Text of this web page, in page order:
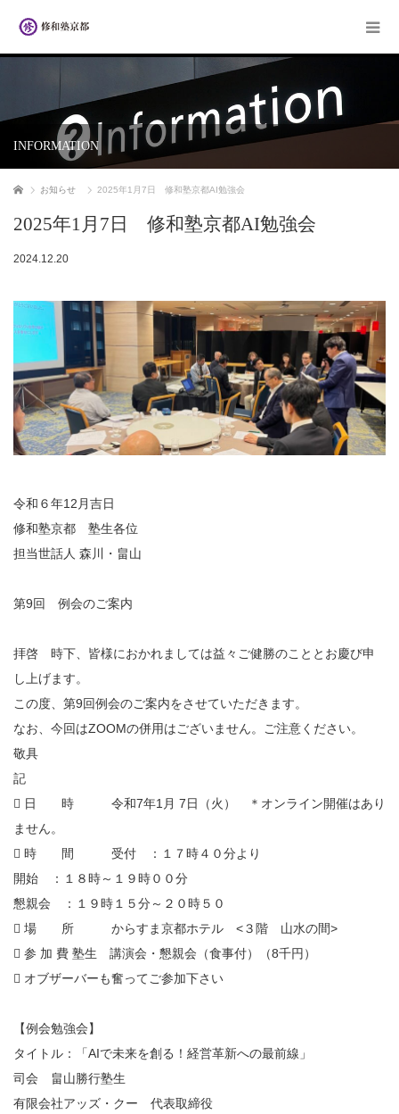
INFORMATION
ホーム お知らせ 2025年1月7日 修和塾京都AI勉強会
2025年1月7日 修和塾京都AI勉強会
2024.12.20
令和６年12月吉日
修和塾京都 塾生各位
担当世話人 森川・畠山
第9回 例会のご案内
拝啓 時下、皆様におかれましては益々ご健勝のこととお慶び申
し上げます。
この度、第9回例会のご案内をさせていただきます。
なお、今回はZOOMの併用はございません。ご注意ください。
敬具
記
 日 時 令和7年1月 7日（火） ＊オンライン開催はあり
ません。
 時 間 受付 ：１７時４０分より
開始 ：１８時～１９時００分
懇親会 ：１９時１５分～２０時５０
 場 所 からすま京都ホテル <３階 山水の間>
 参 加 費 塾生 講演会・懇親会（食事付）（8千円）
 オブザーバーも奮ってご参加下さい
【例会勉強会】
タイトル：「AIで未来を創る！経営革新への最前線」
司会 畠山勝行塾生
有限会社アッズ・クー 代表取締役